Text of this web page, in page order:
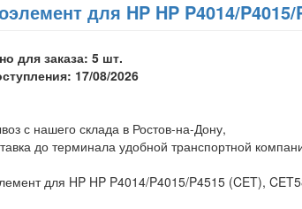
для HP HP P4014/P4015/
для заказа: 5 шт.
17/08/2026
с нашего склада в Ростов-на-Дону,
до терминала удобной транспортной
для HP HP P4014/P4015/P4515 (CET),